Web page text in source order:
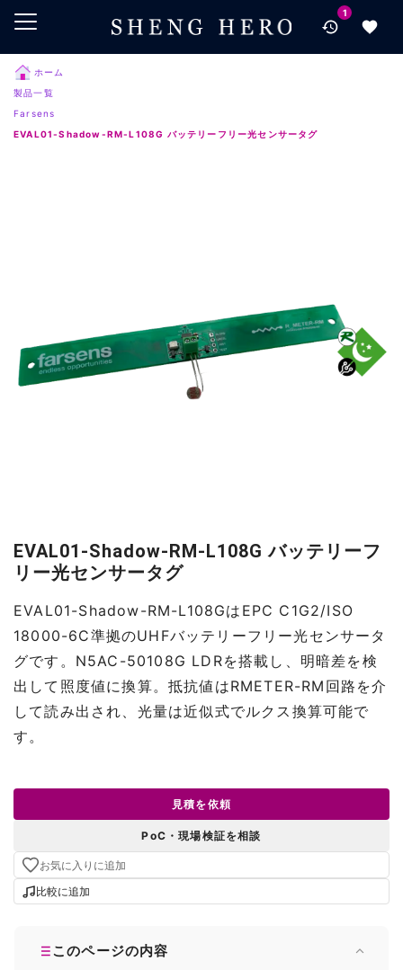
メインコンテンツにスキップ
検索にスキップ
フッターにスキップ
1
ホーム
製品一覧
Farsens
EVAL01-Shadow-RM-L108G バッテリーフリー光センサータグ
EVAL01-Shadow-RM-L108G バッテリーフ
リー光センサータグ
EVAL01-Shadow-RM-L108GはEPC C1G2/ISO
18000-6C準拠のUHFバッテリーフリー光センサータ
グです。N5AC-50108G LDRを搭載し、明暗差を検
出して照度値に換算。抵抗値はRMETER-RM回路を介
して読み出され、光量は近似式でルクス換算可能で
す。
見積を依頼
PoC・現場検証を相談
お気に入りに追加
比較に追加
このページの内容